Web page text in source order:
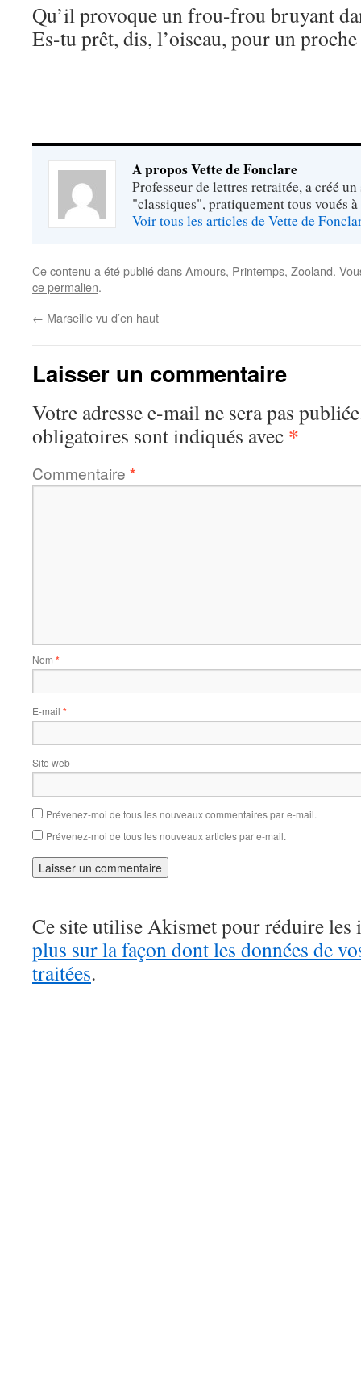
Qu’il provoque un frou-frou bruyant
Es-tu prêt, dis, l’oiseau, pour un
A propos Vette de Fonclare
Professeur de lettres retraitée, a créé
"classiques", pratiquement tous voués
Voir tous les articles de Vette de
Ce contenu a été publié dansAmours, Printemps, Zooland.
ce permalien.
← Marseille vu d’en haut
Laisser un commentaire
Votre adresse e-mail ne sera pas
obligatoires sont indiqués avec *
Commentaire *
Nom *
E-mail *
Site web
Prévenez-moi de tous les nouveaux commentaires par e-mail.
Prévenez-moi de tous les nouveaux articles par e-mail.
Ce site utilise Akismet pour réduire les
plus sur la façon dont les données de
traitées.